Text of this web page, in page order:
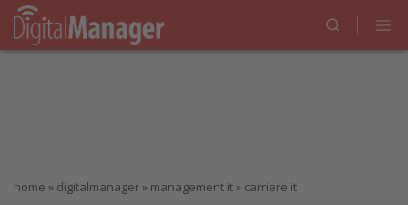
home » digitalmanager» management it» carriere it